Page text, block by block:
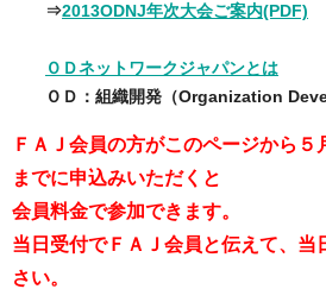
⇒2013ODNJ年次大会ご案内(PDF)
ＯＤネットワークジャパンとは
ＯＤ：組織開発（Organization
ＦＡＪ会員の方がこのページから５
までに申込みいただくと
会員料金で参加できます。
当日受付でＦＡＪ会員と伝えて、当
さい。